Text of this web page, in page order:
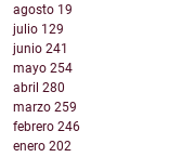
agosto 19
julio 129
junio 241
mayo 254
abril 280
marzo 259
febrero 246
enero 202